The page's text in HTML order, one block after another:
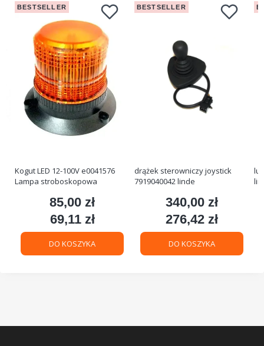
BESTSELLER
Kogut LED 12-100V e0041576
Lampa stroboskopowa
Cena
85,00 zł
Cena
69,11 zł
DO KOSZYKA
BESTSELLER
drążek sterowniczy joystick
7919040042 linde
Cena
340,00 zł
Cena
276,42 zł
DO KOSZYKA